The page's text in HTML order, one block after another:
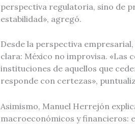
perspectiva regulatoria, sino de
estabilidad», agregó.
Desde la perspectiva
clara: México no improvisa. «Las
instituciones de aquellos que
responde con certezas»,
Asimismo, Manuel Herrejón
macroeconómicos y financieros: